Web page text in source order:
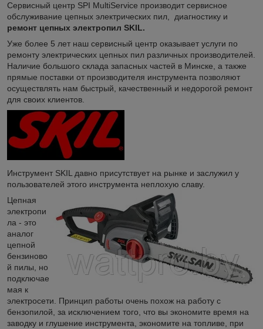
Сервисный центр SPI MultiService производит сервисное
обслуживание цепных электрических пил, диагностику и
ремонт цепных электропил SKIL.
Уже более 5 лет наш сервисный центр оказывает услуги по
ремонту электрических цепных пил различных производителей.
Наличие большого склада запасных частей в Минске, а также
прямые поставки от производителя инструмента позволяют
осуществлять нам быстрый, качественный и недорогой ремонт
для своих клиентов.
Инструмент SKIL давно присутствует на рынке и заслужил у
пользователей этого инструмента неплохую славу.
Цепная
электропи
ла - это
аналог
цепной
бензиново
й пилы, но
подключае
мая к
электросети. Принцип работы очень похож на работу с
бензопилой, за исключением того, что вы экономите время на
заводку и глушение инструмента, экономите на топливе, при